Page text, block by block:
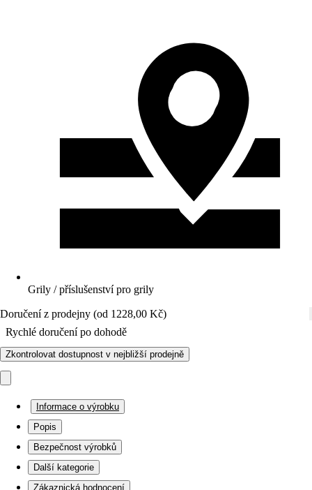
Grily / příslušenství pro grily
Doručení z prodejny (od 1228,00 Kč)
Rychlé doručení po dohodě
Zkontrolovat dostupnost v nejbližší prodejně
Informace o výrobku
Popis
Bezpečnost výrobků
Další kategorie
Zákaznická hodnocení